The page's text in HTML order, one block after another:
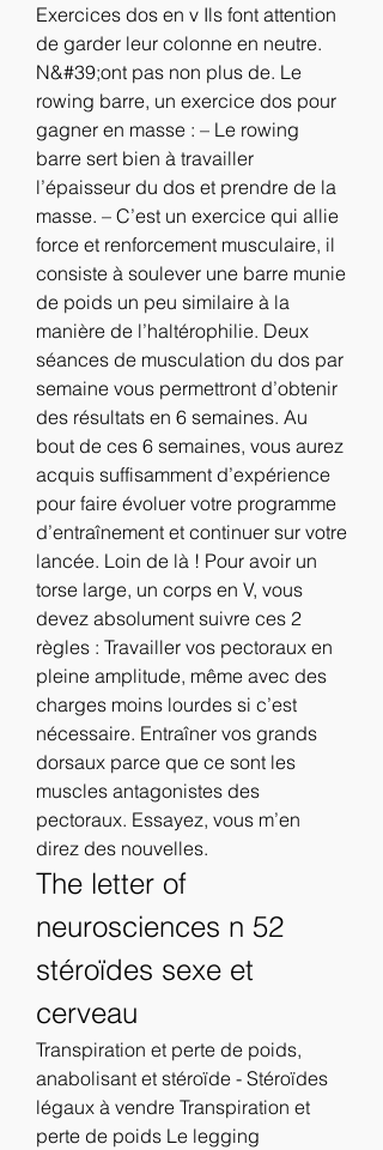
Exercices dos en v Ils font attention
de garder leur colonne en neutre.
N&#39;ont pas non plus de. Le
rowing barre, un exercice dos pour
gagner en masse : – Le rowing
barre sert bien à travailler
l’épaisseur du dos et prendre de la
masse. – C’est un exercice qui allie
force et renforcement musculaire, il
consiste à soulever une barre munie
de poids un peu similaire à la
manière de l’haltérophilie. Deux
séances de musculation du dos par
semaine vous permettront d’obtenir
des résultats en 6 semaines. Au
bout de ces 6 semaines, vous aurez
acquis suffisamment d’expérience
pour faire évoluer votre programme
d’entraînement et continuer sur votre
lancée. Loin de là ! Pour avoir un
torse large, un corps en V, vous
devez absolument suivre ces 2
règles : Travailler vos pectoraux en
pleine amplitude, même avec des
charges moins lourdes si c’est
nécessaire. Entraîner vos grands
dorsaux parce que ce sont les
muscles antagonistes des
pectoraux. Essayez, vous m’en
direz des nouvelles.
The letter of
neurosciences n 52
stéroïdes sexe et
cerveau
Transpiration et perte de poids,
anabolisant et stéroïde - Stéroïdes
légaux à vendre Transpiration et
perte de poids Le legging